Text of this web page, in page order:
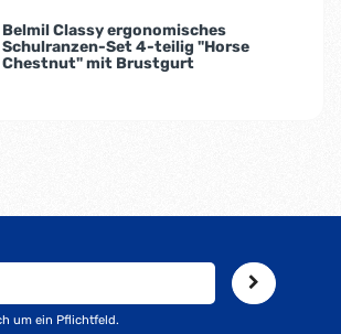
Belmil Classy ergonomisches
Schulranzen-Set 4-teilig "Horse
Chestnut" mit Brustgurt
um ein Pflichtfeld.